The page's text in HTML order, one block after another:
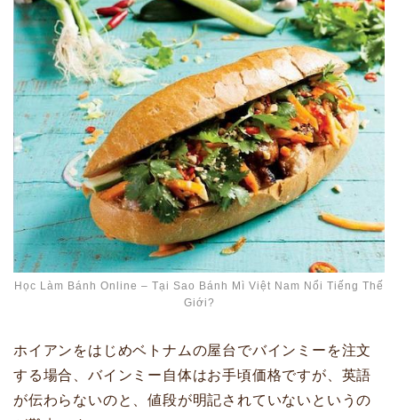
Học Làm Bánh Online – Tại Sao Bánh Mì Việt Nam Nổi Tiếng Thế
Giới?
ホイアンをはじめベトナムの屋台でバインミーを注文
する場合、バインミー自体はお手頃価格ですが、英語
が伝わらないのと、値段が明記されていないというの